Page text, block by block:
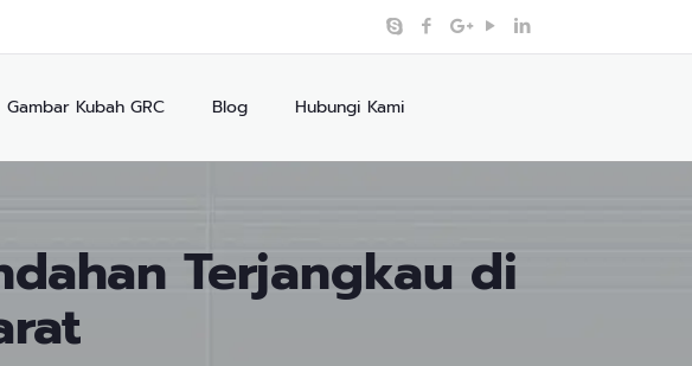
Gambar Kubah GRC Blog Hubungi Kami
Terjangkau di